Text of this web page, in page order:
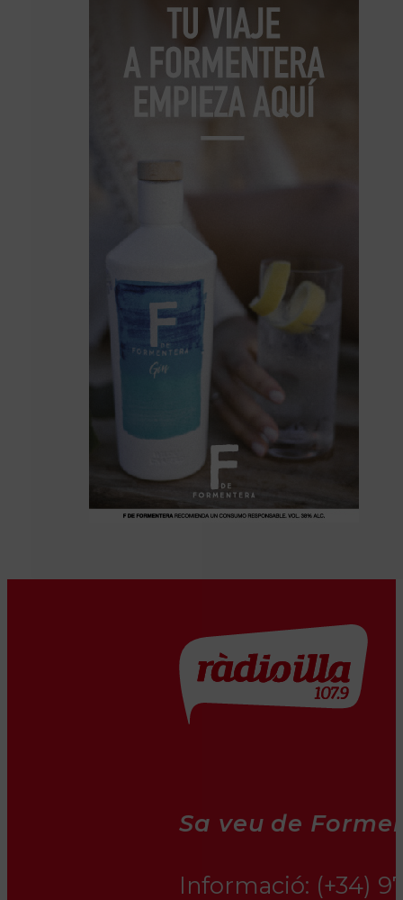
Sa veu de
Informació: (+34)